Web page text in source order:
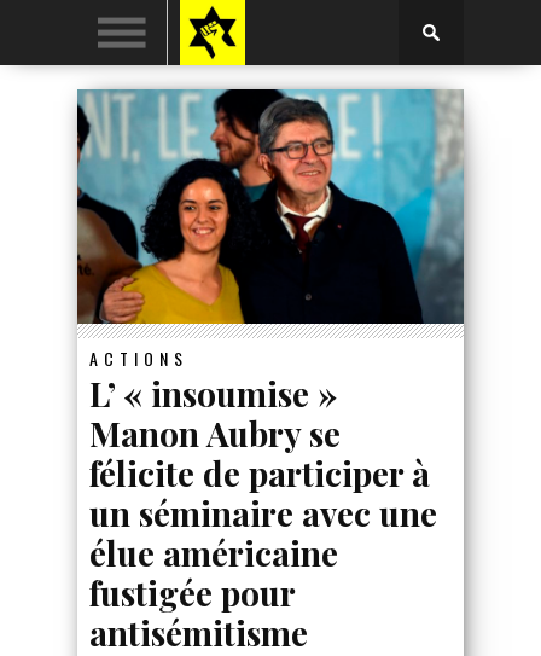
ACTIONS
L’ « insoumise »
Manon Aubry se
félicite de participer à
un séminaire avec une
élue américaine
fustigée pour
antisémitisme